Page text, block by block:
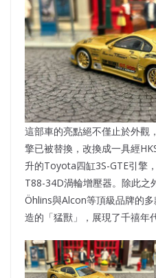
這部車的亮點絕不僅止於外觀
擎已被替換，改換成一具經
升的Toyota四缸3S-GTE引擎
T88-34D渦輪增壓器。除此之
Öhlins與Alcon等頂級品牌的
造的「猛獸」，展現了千禧年